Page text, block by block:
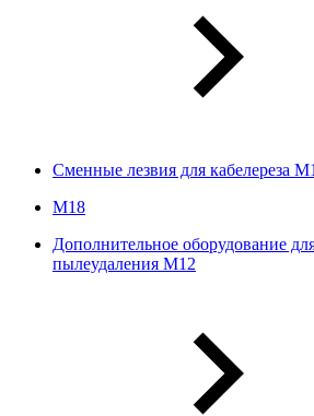
Сменные лезвия для кабелереза
М18
Дополнительное оборудование
пылеудаления М12